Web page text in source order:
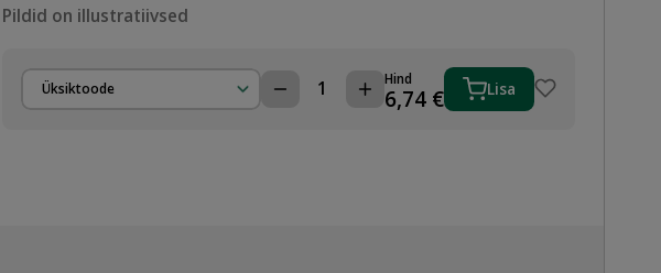
Pildid on illustratiivsed
Üksiktoode PRESSLIITMIK
Hind
6,74 € Lisa